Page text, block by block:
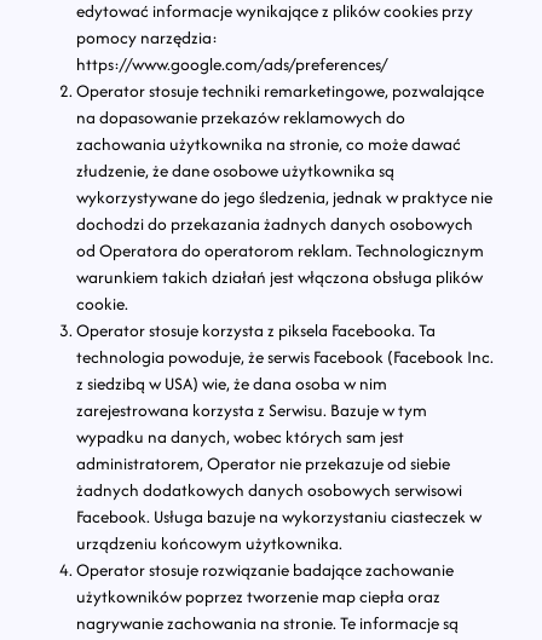
edytować informacje wynikające z plików cookies przy
pomocy narzędzia:
https://www.google.com/ads/preferences/
Operator stosuje techniki remarketingowe, pozwalające
na dopasowanie przekazów reklamowych do
zachowania użytkownika na stronie, co może dawać
złudzenie, że dane osobowe użytkownika są
wykorzystywane do jego śledzenia, jednak w praktyce nie
dochodzi do przekazania żadnych danych osobowych
od Operatora do operatorom reklam. Technologicznym
warunkiem takich działań jest włączona obsługa plików
cookie.
Operator stosuje korzysta z piksela Facebooka. Ta
technologia powoduje, że serwis Facebook (Facebook Inc.
z siedzibą w USA) wie, że dana osoba w nim
zarejestrowana korzysta z Serwisu. Bazuje w tym
wypadku na danych, wobec których sam jest
administratorem, Operator nie przekazuje od siebie
żadnych dodatkowych danych osobowych serwisowi
Facebook. Usługa bazuje na wykorzystaniu ciasteczek w
urządzeniu końcowym użytkownika.
Operator stosuje rozwiązanie badające zachowanie
użytkowników poprzez tworzenie map ciepła oraz
nagrywanie zachowania na stronie. Te informacje są